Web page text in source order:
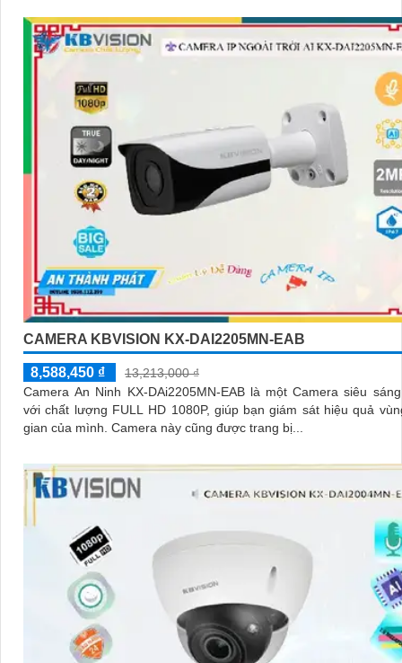
CAMERA KBVISION KX-DAI2205MN-EAB
8,588,450 ₫
13,213,000 ₫
Camera An Ninh KX-DAi2205MN-EAB là một Camera siêu
với chất lượng FULL HD 1080P, giúp bạn giám sát hiệu quả
gian của mình. Camera này cũng được trang bị...